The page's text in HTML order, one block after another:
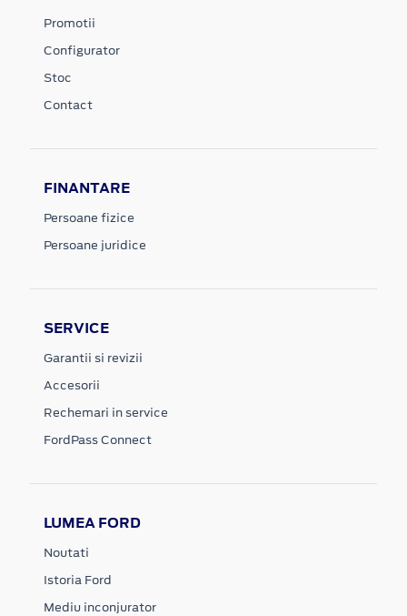
Promotii
Configurator
Stoc
Contact
FINANTARE
Persoane fizice
Persoane juridice
SERVICE
Garantii si revizii
Accesorii
Rechemari in service
FordPass Connect
LUMEA FORD
Noutati
Istoria Ford
Mediu inconjurator